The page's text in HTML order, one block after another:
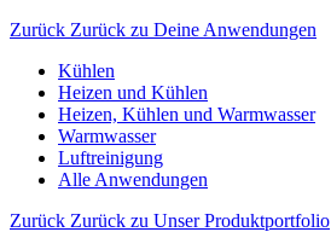
Zurück Zurück zu Deine Anwendungen
Kühlen
Heizen und Kühlen
Heizen, Kühlen und Warmwasser
Warmwasser
Luftreinigung
Alle Anwendungen
Zurück Zurück zu Unser Produktportfolio